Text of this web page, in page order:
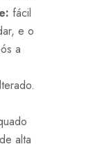
fácil
e o
a
alta